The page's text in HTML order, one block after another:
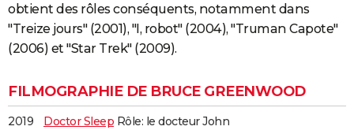
S'inscrire
Se connecter
Lycées
Collèges
Primaires
Universités
Entreprises
Service militaire
Avis de recherche
AVIS DE DÉCÈS
obtient des rôles conséquents, notamment dans
"Treize jours" (2001), "I, robot" (2004), "Truman Capote"
(2006) et "Star Trek" (2009).
FILMOGRAPHIE DE BRUCE GREENWOOD
2019 Doctor Sleep Rôle: le docteur John